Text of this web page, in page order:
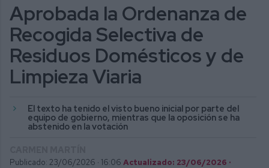
Aprobada la Ordenanza de
Recogida Selectiva de
Residuos Domésticos y de
Limpieza Viaria
El texto ha tenido el visto bueno inicial por parte del
equipo de gobierno, mientras que la oposición se ha
abstenido en la votación
Publicado: 23/06/2026 · 16:06 Actualizado: 23/06/2026 ·